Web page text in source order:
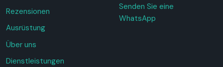
Rezensionen
Ausrüstung
Über uns
Dienstleistungen
Senden Sie eine
WhatsApp